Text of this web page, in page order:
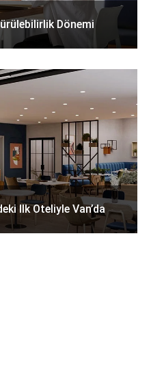
Dönemi
Ilk Oteliyle Van’da